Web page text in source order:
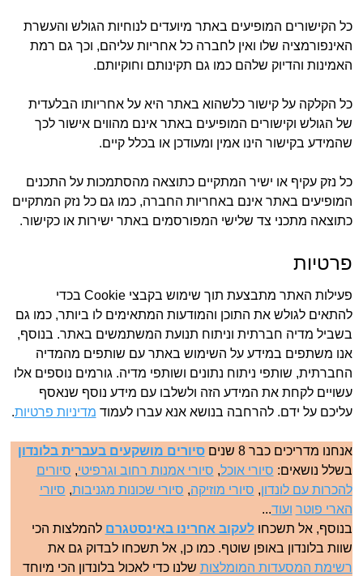
כל הקישורים המופיעים באתר מיועדים לנוחיות הגולש והעשרת
האינפורמציה שלו ואין לחברה כל אחריות עליהם, וכך גם רמת
האמינות והדיוק שלהם כמו גם תקינותם וחוקיותם.
כל הקלקה על קישור כלשהוא באתר היא על אחריותו הבלעדית
של הגולש וקישורים המופיעים באתר אינם מהווים אישור לכך
שהמידע בקישור הינו אמין ומעודכן או בכלל קיים.
כל נזק עקיף או ישיר המתקיים כתוצאה מהסתמכות על התכנים
המופיעים באתר אינם באחריות החברה, כמו גם כל נזק המתקיים
כתוצאה מתכני צד שלישי המפורסמים באתר ישירות או כקישור.
פרטיות
פעילות האתר מתבצעת תוך שימוש בקבצי Cookie בכדי
להתאים לגולש את התוכן והמודעות המתאימים לו ביותר, כמו גם
בשביל מדיה חברתית וניתוח תנועת המשתמשים באתר. בנוסף,
אנו משתפים במידע על השימוש באתר עם שותפים מהמדיה
החברתית, שותפי ניתוח נתונים ושותפי מדיה. גורמים נוספים אלו
עשויים לקחת את המידע הזה ולשלבו עם מידע נוסף שנאסף
עליכם על ידם. להרחבה בנושא אנא עברו לעמוד מדיניות פרטיות.
אנחנו מדריכים כבר 8 שנים
סיורים מושקעים בעברית בלונדון
בשלל נושאים: סיורי אוכל, סיורי אמנות רחוב וגרפיטי, סיורים
להכרות עם לונדון, סיורי מוזיקה, סיורי שכונות מגניבות, סיורי
הארי פוטר ועוד...
בנוסף, אל תשכחולעקוב אחרינו באינסטגרם להמלצות הכי
שוות בלונדון באופן שוטף. כמו כן, אל תשכחו לבדוק גם את
רשימת המסעדות המומלצות שלנו כדי לאכול בלונדון הכי מיוחד